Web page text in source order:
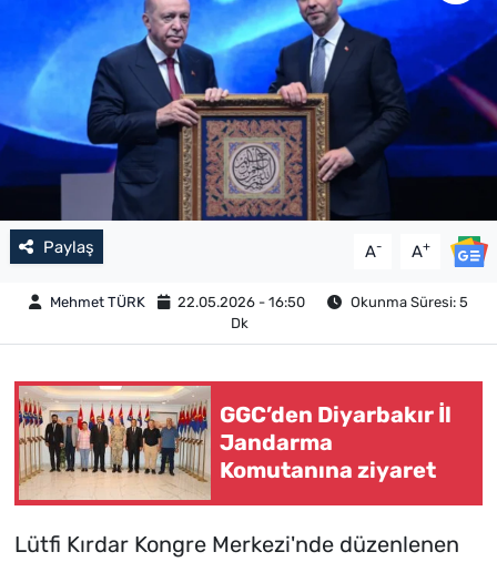
Paylaş A- A+
Mehmet TÜRK 22.05.2026 - 16:50
Okunma Süresi: 5
Dk
GGC’den Diyarbakır İl
Jandarma
Komutanına ziyaret
Lütfi Kırdar Kongre Merkezi'nde düzenlenen